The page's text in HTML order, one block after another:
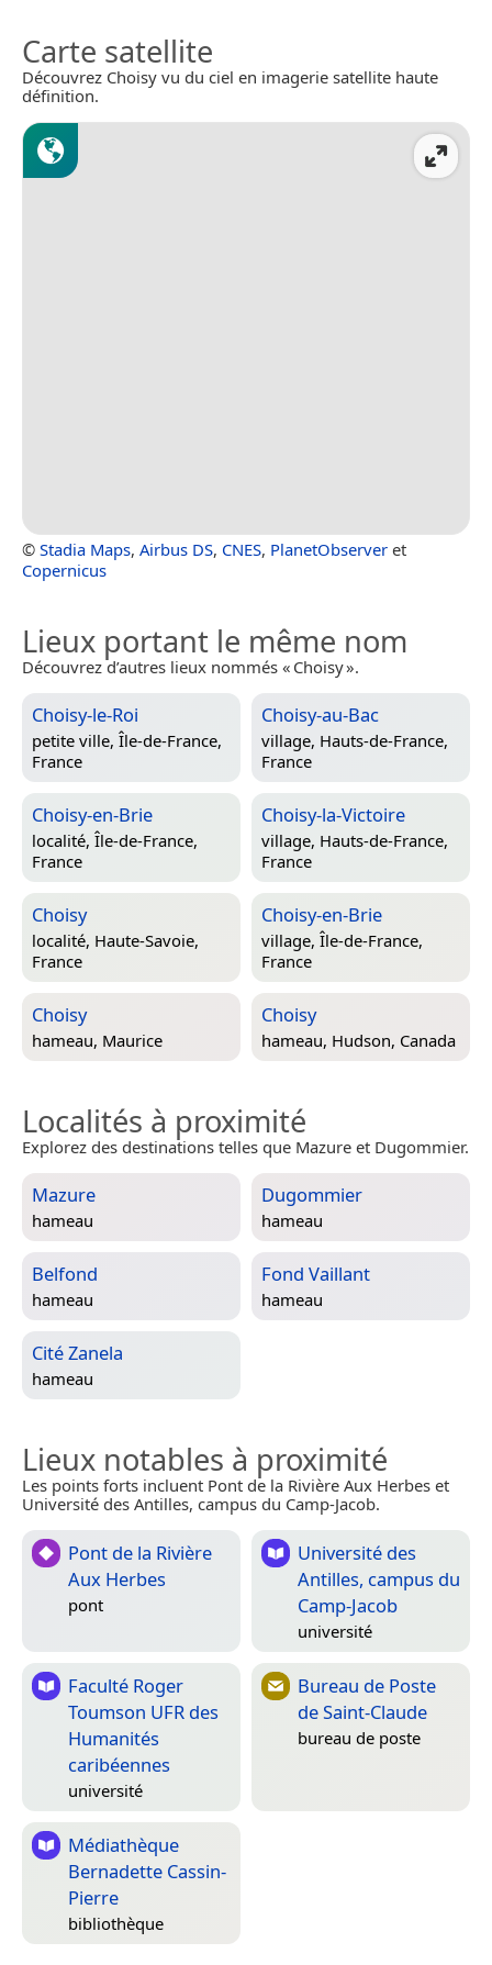
Carte satellite
Découvrez Choisy vu du ciel en imagerie satellite haute
définition.
© Stadia Maps, Airbus DS, CNES, PlanetObserver et
Copernicus
Lieux portant le même nom
Découvrez d’autres lieux nommés « Choisy ».
Choisy-le-Roi
petite ville, Île-de-France,
France
Choisy-au-Bac
village, Hauts-de-France,
France
Choisy-en-Brie
localité, Île-de-France,
France
Choisy-la-Victoire
village, Hauts-de-France,
France
Choisy
localité, Haute-Savoie,
France
Choisy-en-Brie
village, Île-de-France,
France
Choisy
hameau, Maurice
Choisy
hameau, Hudson, Canada
Localités à proximité
Explorez des destinations telles que Mazure et Dugommier.
Mazure
hameau
Dugommier
hameau
Belfond
hameau
Fond Vaillant
hameau
Cité Zanela
hameau
Lieux notables à proximité
Les points forts incluent Pont de la Rivière Aux Herbes et
Université des Antilles, campus du Camp-Jacob.
Pont de la Rivière
Aux Herbes
pont
Université des
Antilles, campus du
Camp-Jacob
université
Faculté Roger
Toumson UFR des
Humanités
caribéennes
université
Bureau de Poste
de Saint-Claude
bureau de poste
Médiathèque
Bernadette Cassin-
Pierre
bibliothèque